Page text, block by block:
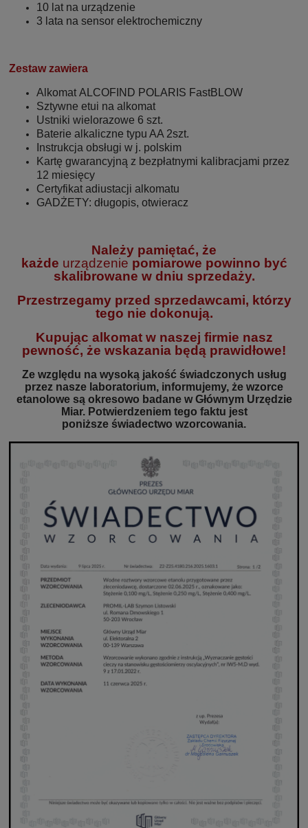
10 lat na urządzenie
3 lata na sensor elektrochemiczny
Zestaw zawiera
Alkomat ALCOFIND POLARIS FastBLOW
Sztywne etui na alkomat
Ustniki wielorazowe 6 szt.
Baterie alkaliczne typu AA 2szt.
Instrukcja obsługi w j. polskim
Kartę gwarancyjną z bezpłatnymi kalibracjami przez
12 miesięcy
Certyfikat adiustacji alkomatu
GADŻETY: długopis, otwieracz
Należy pamiętać, że
każde urządzenie pomiarowe powinno być
skalibrowane w dniu sprzedaży.
Przestrzegamy przed sprzedawcami, którzy
tego nie dokonują.
Kupując alkomat w naszej firmie nasz
pewność, że wskazania będą prawidłowe!
Ze względu na wysoką jakość świadczonych usług
przez nasze laboratorium, informujemy, że wzorce
etanolowe są okresowo badane w Głównym Urzędzie
Miar. Potwierdzeniem tego faktu jest
poniższe świadectwo wzorcowania.